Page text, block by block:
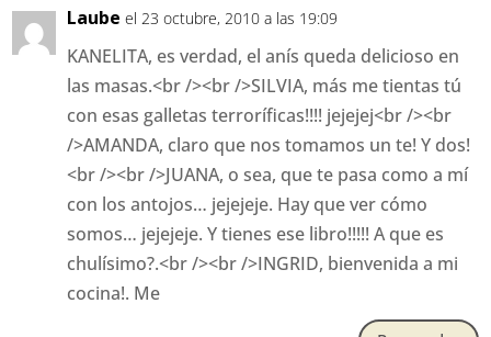
Laube el 23 octubre, 2010 a las 19:09
KANELITA, es verdad, el anís queda delicioso en
las masas.<br /><br />SILVIA, más me tientas tú
con esas galletas terroríficas!!!! jejejej<br /><br
/>AMANDA, claro que nos tomamos un te! Y dos!
<br /><br />JUANA, o sea, que te pasa como a mí
con los antojos… jejejeje. Hay que ver cómo
somos… jejejeje. Y tienes ese libro!!!!! A que es
chulísimo?.<br /><br />INGRID, bienvenida a mi
cocina!. Me